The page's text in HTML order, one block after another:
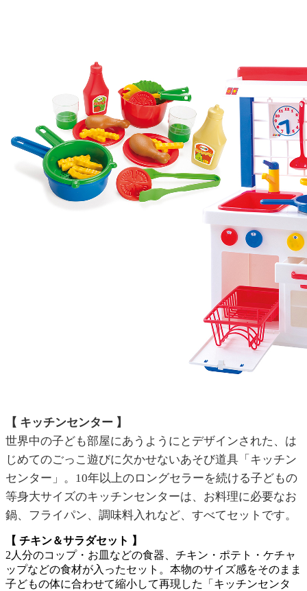
【 キッチンセンター 】
世界中の子ども部屋にあうようにとデザインされた、は
じめてのごっこ遊びに欠かせないあそび道具「キッチン
センター」。10年以上のロングセラーを続ける子どもの
等身大サイズのキッチンセンターは、お料理に必要なお
鍋、フライパン、調味料入れなど、すべてセットです。
【 チキン＆サラダセット 】
2人分のコップ・お皿などの食器、チキン・ポテト・ケチャ
ップなどの食材が入ったセット。本物のサイズ感をそのまま
子どもの体に合わせて縮小して再現した「キッチンセンタ